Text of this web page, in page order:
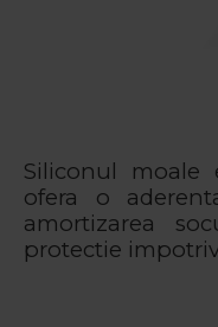
Siliconul moale
ofera o
amortizarea
protectie